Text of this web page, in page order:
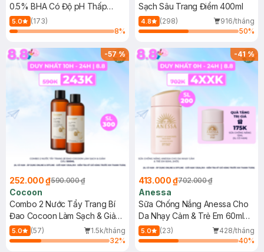
0.5% BHA Có Độ pH Thấp
150ml
5.0
(173)
8%
Sạch Sâu Trang Điểm 400ml
4.8 (298)
916/tháng
50%
-57%
252.000 ₫590.000 ₫
Cocoon
Combo 2 Nước Tẩy Trang Bí
Đao Cocoon Làm Sạch & Giảm
Dầu 500ml
5.0 (57)
1.5k/tháng
32%
-41%
413.000 ₫702.000 ₫
Anessa
Sữa Chống Nắng Anessa Cho
Da Nhạy Cảm & Trẻ Em 60ml
(Mới)
5.0 (23)
428/tháng
40%